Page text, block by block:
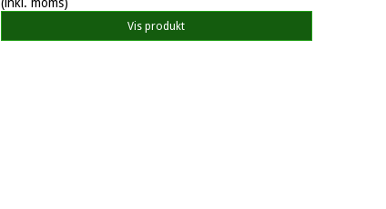
(inkl. moms)
Vis produkt